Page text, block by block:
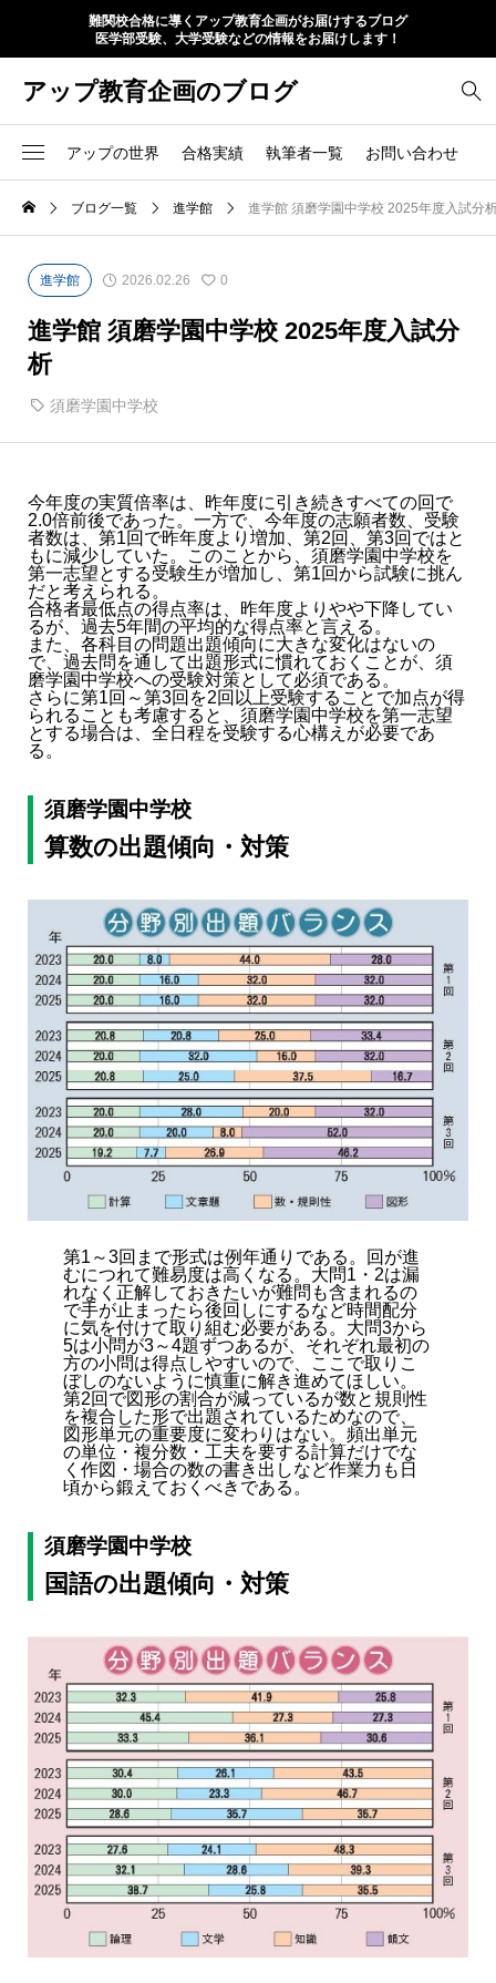
難関校合格に導くアップ教育企画がお届けするブログ
医学部受験、大学受験などの情報をお届けします！
アップ教育企画のブログ
アップの世界 合格実績 執筆者一覧 お問い合わせ
ブログ一覧 進学館 進学館 須磨学園中学校 2025年度入試分
進学館 2026.02.26 0
進学館 須磨学園中学校 2025年度入試分
析
須磨学園中学校
今年度の実質倍率は、昨年度に引き続きすべての回で
2.0倍前後であった。一方で、今年度の志願者数、受験
者数は、第1回で昨年度より増加、第2回、第3回ではと
もに減少していた。このことから、須磨学園中学校を
第一志望とする受験生が増加し、第1回から試験に挑ん
だと考えられる。
合格者最低点の得点率は、昨年度よりやや下降してい
るが、過去5年間の平均的な得点率と言える。
また、各科目の問題出題傾向に大きな変化はないの
で、過去問を通して出題形式に慣れておくことが、須
磨学園中学校への受験対策として必須である。
さらに第1回～第3回を2回以上受験することで加点が得
られることも考慮すると、須磨学園中学校を第一志望
とする場合は、全日程を受験する心構えが必要であ
る。
須磨学園中学校
算数の出題傾向・対策
第1～3回まで形式は例年通りである。回が進
むにつれて難易度は高くなる。大問1・2は漏
れなく正解しておきたいが難問も含まれるの
で手が止まったら後回しにするなど時間配分
に気を付けて取り組む必要がある。大問3から
5は小問が3～4題ずつあるが、それぞれ最初の
方の小問は得点しやすいので、ここで取りこ
ぼしのないように慎重に解き進めてほしい。
第2回で図形の割合が減っているが数と規則性
を複合した形で出題されているためなので、
図形単元の重要度に変わりはない。頻出単元
の単位・複分数・工夫を要する計算だけでな
く作図・場合の数の書き出しなど作業力も日
頃から鍛えておくべきである。
須磨学園中学校
国語の出題傾向・対策